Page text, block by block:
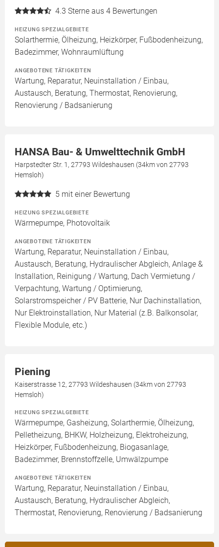
4.3 Sterne aus 4 Bewertungen
HEIZUNG SPEZIALGEBIETE
Solarthermie, Ölheizung, Heizkörper, Fußbodenheizung,
Badezimmer, Wohnraumlüftung
ANGEBOTENE TÄTIGKEITEN
Wartung, Reparatur, Neuinstallation / Einbau,
Austausch, Beratung, Thermostat, Renovierung,
Renovierung / Badsanierung
HANSA Bau- & Umwelttechnik GmbH
Harpstedter Str. 1, 27793 Wildeshausen (34km von 27793
Hemsloh)
5 mit einer Bewertung
HEIZUNG SPEZIALGEBIETE
Wärmepumpe, Photovoltaik
ANGEBOTENE TÄTIGKEITEN
Wartung, Reparatur, Neuinstallation / Einbau,
Austausch, Beratung, Hydraulischer Abgleich, Anlage &
Installation, Reinigung / Wartung, Dach Vermietung /
Verpachtung, Wartung / Optimierung,
Solarstromspeicher / PV Batterie, Nur Dachinstallation,
Nur Elektroinstallation, Nur Material (z.B. Balkonsolar,
Flexible Module, etc.)
Piening
Kaiserstrasse 12, 27793 Wildeshausen (34km von 27793
Hemsloh)
HEIZUNG SPEZIALGEBIETE
Wärmepumpe, Gasheizung, Solarthermie, Ölheizung,
Pelletheizung, BHKW, Holzheizung, Elektroheizung,
Heizkörper, Fußbodenheizung, Biogasanlage,
Badezimmer, Brennstoffzelle, Umwälzpumpe
ANGEBOTENE TÄTIGKEITEN
Wartung, Reparatur, Neuinstallation / Einbau,
Austausch, Beratung, Hydraulischer Abgleich,
Thermostat, Renovierung, Renovierung / Badsanierung